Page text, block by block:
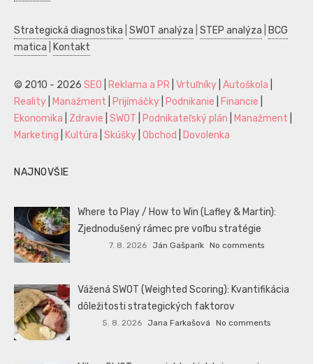
Strategická diagnostika SWOT analýza STEP analýza
BCG
matica
Kontakt
© 2010 - 2026 SEO Reklama a PR Vrtuľníky Autoškola
Reality
Manažment Prijímáčky Podnikanie Financie
Ekonomika
Zdravie SWOT Podnikateľský plán Manažment
Marketing
Kultúra Skúšky Obchod Dovolenka
NAJNOVŠIE
Where to Play / How to Win (Lafley & Martin):
Zjednodušený rámec pre voľbu stratégie
7. 8. 2026 Ján Gašparík No comments
Vážená SWOT (Weighted Scoring): Kvantifikácia
dôležitosti strategických faktorov
5. 8. 2026 Jana Farkašová No comments